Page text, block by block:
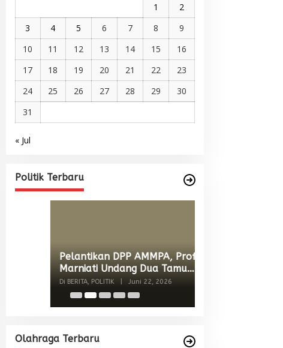
1
2
3
4 5 6 7 8
9
10
11 12 13 14 15
16
17
18 19 20 21 22
23
24
25 26 27 28 29
30
31
« Jul
Politik Terbaru
Internasional dari Spanyol dan
Di BERITA, POLITIK
Olahraga Terbaru